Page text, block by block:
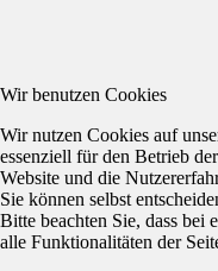
Wir benutzen Cookies
Wir nutzen Cookies auf
essenziell für den Betrieb
Website und die
Sie können selbst
Bitte beachten Sie, dass
alle Funktionalitäten der